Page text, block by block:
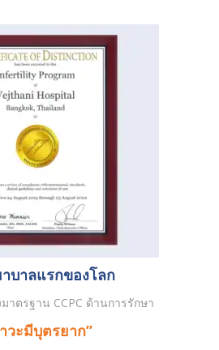
บาลแรกของโลก
าตรฐาน CCPC ด้านการรักษา
วะมีบุตรยาก”